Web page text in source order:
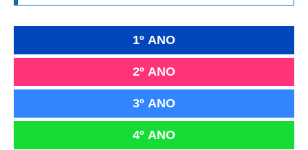
1º ANO
2º ANO
3º ANO
4º ANO